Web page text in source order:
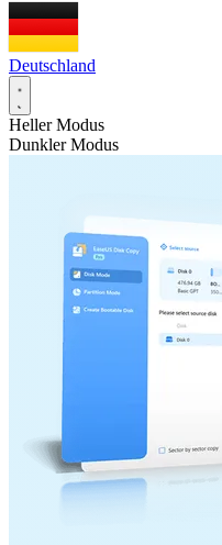
Deutschland
Heller Modus
Dunkler Modus